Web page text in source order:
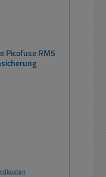
Picofuse RM5